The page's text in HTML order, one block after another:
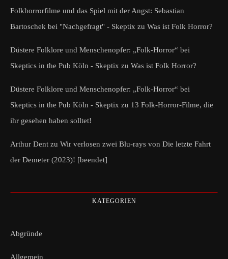
Folkhorrorfilme und das Spiel mit der Angst: Sebastian
Bartoschek bei "Nachgefragt" - Skeptix zu Was ist Folk Horror?
Düstere Folklore und Menschenopfer: „Folk-Horror“ bei
Skeptics in the Pub Köln - Skeptix zu Was ist Folk Horror?
Düstere Folklore und Menschenopfer: „Folk-Horror“ bei
Skeptics in the Pub Köln - Skeptix zu 13 Folk-Horror-Filme, die
ihr gesehen haben solltet!
Arthur Dent zu Wir verlosen zwei Blu-rays von Die letzte Fahrt
der Demeter (2023)! [beendet]
KATEGORIEN
Abgründe
Allgemein